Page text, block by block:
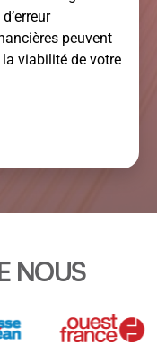
peuvent
viabilité de votre
NOUS